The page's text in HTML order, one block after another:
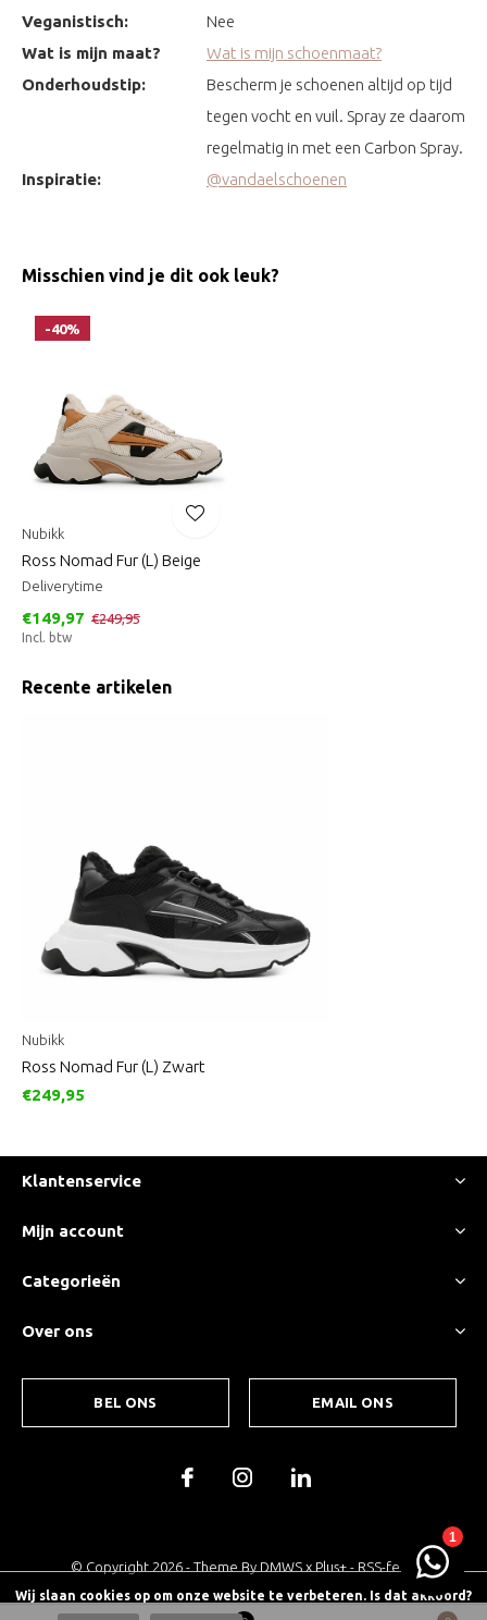
Veganistisch:
Nee
Wat is mijn maat?
Wat is mijn schoenmaat?
Onderhoudstip:
Bescherm je schoenen altijd op tijd
tegen vocht en vuil. Spray ze daarom
regelmatig in met een Carbon Spray.
Inspiratie:
@vandaelschoenen
Misschien vind je dit ook leuk?
-40%
Nubikk
Ross Nomad Fur (L) Beige
Deliverytime
€149,97 €249,95
Incl. btw
Recente artikelen
Nubikk
Ross Nomad Fur (L) Zwart
€249,95
Klantenservice
Mijn account
Categorieën
Over ons
BEL ONS EMAIL ONS
© Copyright 2026- Theme By DMWSx Plus+- RSS-feed
Wij slaan cookies op om onze website te verbeteren. Is dat akkoord?